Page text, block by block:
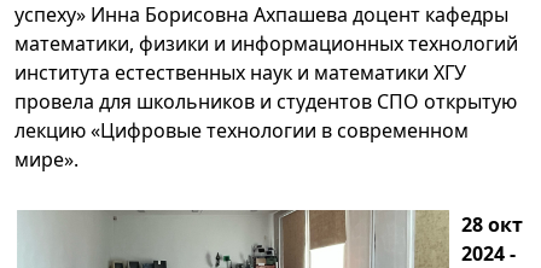
успеху» Инна Борисовна Ахпашева доцент кафедры
математики, физики и информационных технологий
института естественных наук и математики ХГУ
провела для школьников и студентов СПО открытую
лекцию «Цифровые технологии в современном
мире».
28 окт
2024 -